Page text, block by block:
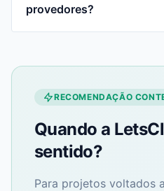
provedores?
RECOMENDAÇÃO
Quando a
sentido?
Para projetos voltados